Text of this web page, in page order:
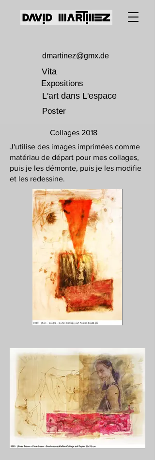
dmartinez@gmx.de
L'art dans L'espace
Vita
Expositions
Poster
Collages 2018
J'utilise des images imprimées comme
matériau de départ pour mes collages,
puis je les démonte, puis je les modifie
et les redessine.